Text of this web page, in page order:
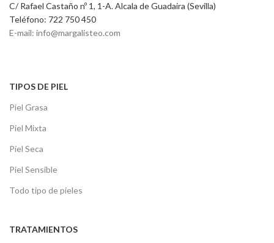
C/ Rafael Castaño nº 1, 1-A. Alcala de Guadaira (Sevilla)
Teléfono: 722 750 450
E-mail: info@margalisteo.com
TIPOS DE PIEL
Piel Grasa
Piel Mixta
Piel Seca
Piel Sensible
Todo tipo de pieles
TRATAMIENTOS